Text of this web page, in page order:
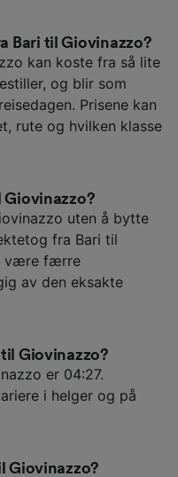
Bari til Giovinazzo?
kan koste fra så lite
og blir som
Prisene kan
rute og hvilken klasse
Giovinazzo?
uten å bytte
fra Bari til
være færre
av den eksakte
Giovinazzo?
er 04:27.
i helger og på
Giovinazzo?